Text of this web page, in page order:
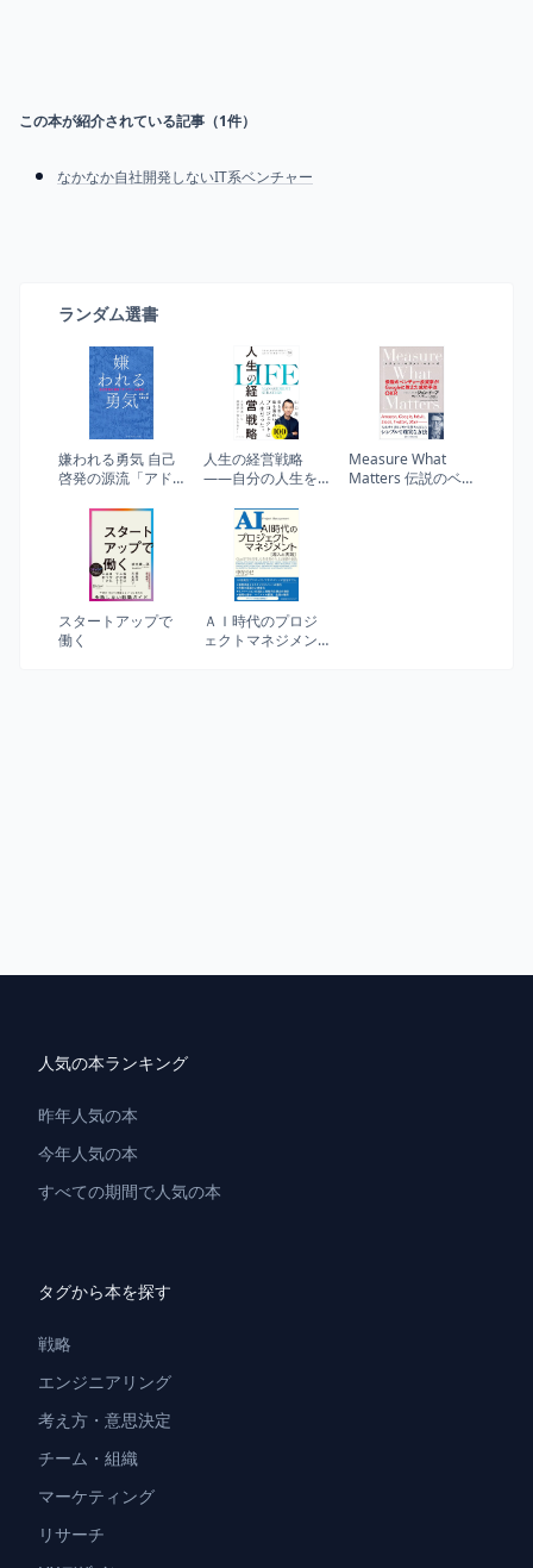
この本が紹介されている記事（1件）
なかなか自社開発しないIT系ベンチャー
ランダム選書
嫌われる勇気 自己
啓発の源流「アド
人生の経営戦略
――自分の人生を
るための戦略コン
セプト20
Measure What
Matters 伝説のベ
スタートアップで
働く
ＡＩ時代のプロジ
ェクトマネジメン
人気の本ランキング
昨年人気の本
今年人気の本
すべての期間で人気の本
タグから本を探す
戦略
エンジニアリング
考え方・意思決定
チーム・組織
マーケティング
リサーチ